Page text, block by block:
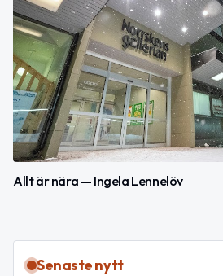
Allt är nära — Ingela Lennelöv
Senaste nytt